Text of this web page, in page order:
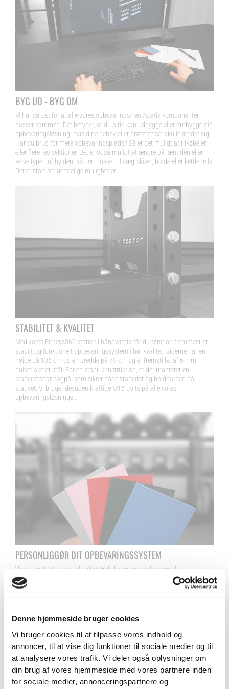
Denne hjemmeside bruger cookies
Vi bruger cookies til at tilpasse vores indhold og
annoncer, til at vise dig funktioner til sociale medier og til
at analysere vores trafik. Vi deler også oplysninger om
din brug af vores hjemmeside med vores partnere inden
for sociale medier, annonceringspartnere og
BYG UD - BYG OM
Vi har sørget for at alle vores opbevarings/reol/stativ komponenter
passer sammen. Det betyder, at du altid kan udbygge eller ombygge din
opbevaringsløsning, hvis dine behov eller præferencer skulle ændre sig.
Har du brug for mere opbevaringsplads? Så er det muligt at tilkøbe en
eller flere reolsektioner. Det er også muligt at ændre på længden eller
selve typen af hylden, så den passer til vægtskiver, bolde eller kettlebells.
Der er stort set uendelige muligheder.
STABILITET & KVALITET
Med vores Fitness360 stativ til håndvægte får du først og fremmest et
stabilt og funktionelt opbevaringssystem i høj kvalitet. Siderne har en
højde på 106 cm og en bredde på 79 cm og er fremstillet af 6 mm
pulverlakeret stål. For en stabil konstruktion, er der monteret en
stabilitetsbar bagpå, som sikrer både stabilitet og holdbarhed på
stativet. Vi bruger desuden kraftige M16 bolte på alle vores
opbevaringsløsninger.
PERSONLIGGØR DIT OPBEVARINGSSYSTEM
Vi ved godt, at én stil eller ét udtryk ikke passer alles visuelle
brandidentitet. Derfor tilbyder vi, som nogle af de eneste i Danmark, at
du kan få lakeret komponenter i 5 udvalgte farver. Vores komponenter
bliver lakeret ved en professionel samarbejdspartner her i Danmark, så
udvalgte “standardfarver”, som kan leveres hurtigt til en stærk pris. Vi
kan også levere andre farver på bestilling.
for at høre nærmere om denne mulighed.
VIND 2 VALGFRIE HÅNDVÆGTE 💥
Tilmeld dig nyhedsbrevet og deltag i
konkurrencen om 2 valgfrie